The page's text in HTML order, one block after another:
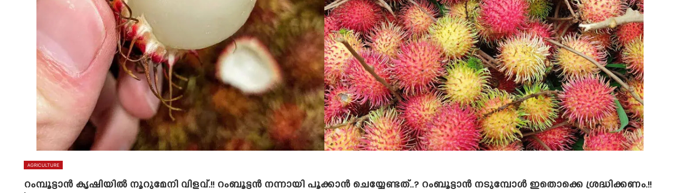
AGRICULTURE
റംമ്പൂട്ടാൻ കൃഷിയിൽ നൂറുമേനി വിളവ്.!! റംബൂട്ടൻ നന്നായി പൂക്കാൻ ചെയ്യേണ്ടത്..? റംബൂട്ടാൻ നടുമ്പോൾ ഇതൊക്കെ ശ്രദ്ധിക്കണം.!!